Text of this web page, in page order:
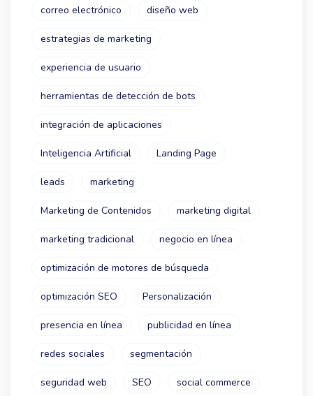
correo electrónico diseño web
estrategias de marketing
experiencia de usuario
herramientas de detección de bots
integración de aplicaciones
Inteligencia Artificial Landing Page
leads marketing
Marketing de Contenidos marketing digital
marketing tradicional negocio en línea
optimización de motores de búsqueda
optimización SEO Personalización
presencia en línea publicidad en línea
redes sociales segmentación
seguridad web SEO social commerce